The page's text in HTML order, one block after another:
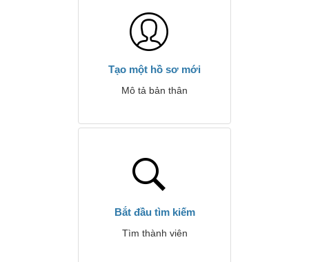
Tạo một hồ sơ mới
Mô tả bản thân
Bắt đầu tìm kiếm
Tìm thành viên